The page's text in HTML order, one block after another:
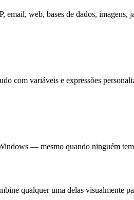
web, bases de dados, imagens,
com variáveis e expressões
— mesmo quando ninguém
qualquer uma delas